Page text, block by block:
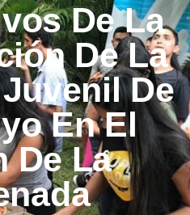
De La
De La
De
En El
De La